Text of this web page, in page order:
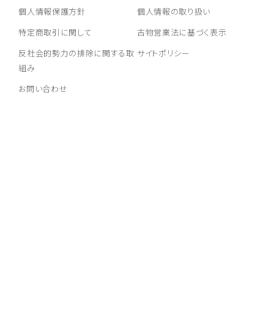
個人情報保護方針
個人情報の取り扱い
特定商取引に関して
古物営業法に基づく表示
反社会的勢力の排除に関する取
組み
サイトポリシー
お問い合わせ